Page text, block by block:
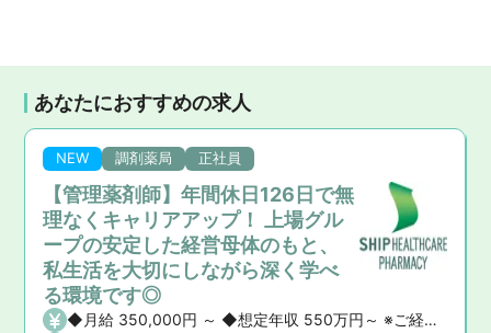
あなたにおすすめの求人
NEW 調剤薬局 正社員
【管理薬剤師】年間休日126日で無
理なくキャリアアップ！ 上場グル
ープの安定した経営母体のもと、
私生活を大切にしながら深く学べ
る環境です◎
◆月給 350,000円 ～ ◆想定年収 550万円～ ※ご経験や前職の給与を考慮の上、決定いたします。 ◆昇給・賞与 ・昇給： あり ・賞与： あり（年2回）